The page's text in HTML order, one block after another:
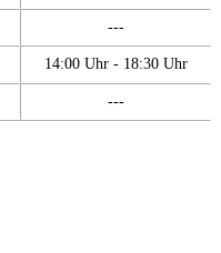
---
14:00 Uhr - 18:30 Uhr
---